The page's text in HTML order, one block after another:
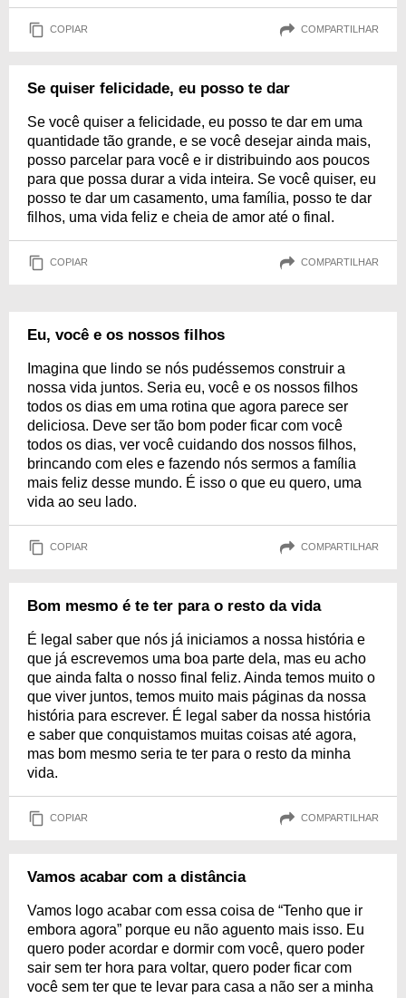
COPIAR COMPARTILHAR
Se quiser felicidade, eu posso te dar
Se você quiser a felicidade, eu posso te dar em uma
quantidade tão grande, e se você desejar ainda mais,
posso parcelar para você e ir distribuindo aos poucos
para que possa durar a vida inteira. Se você quiser, eu
posso te dar um casamento, uma família, posso te dar
filhos, uma vida feliz e cheia de amor até o final.
COPIAR COMPARTILHAR
Eu, você e os nossos filhos
Imagina que lindo se nós pudéssemos construir a
nossa vida juntos. Seria eu, você e os nossos filhos
todos os dias em uma rotina que agora parece ser
deliciosa. Deve ser tão bom poder ficar com você
todos os dias, ver você cuidando dos nossos filhos,
brincando com eles e fazendo nós sermos a família
mais feliz desse mundo. É isso o que eu quero, uma
vida ao seu lado.
COPIAR COMPARTILHAR
Bom mesmo é te ter para o resto da vida
É legal saber que nós já iniciamos a nossa história e
que já escrevemos uma boa parte dela, mas eu acho
que ainda falta o nosso final feliz. Ainda temos muito o
que viver juntos, temos muito mais páginas da nossa
história para escrever. É legal saber da nossa história
e saber que conquistamos muitas coisas até agora,
mas bom mesmo seria te ter para o resto da minha
vida.
COPIAR COMPARTILHAR
Vamos acabar com a distância
Vamos logo acabar com essa coisa de “Tenho que ir
embora agora” porque eu não aguento mais isso. Eu
quero poder acordar e dormir com você, quero poder
sair sem ter hora para voltar, quero poder ficar com
você sem ter que te levar para casa a não ser a minha